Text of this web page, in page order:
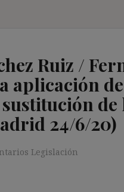
Ruiz /
aplicación
24/6/20)
Legislación